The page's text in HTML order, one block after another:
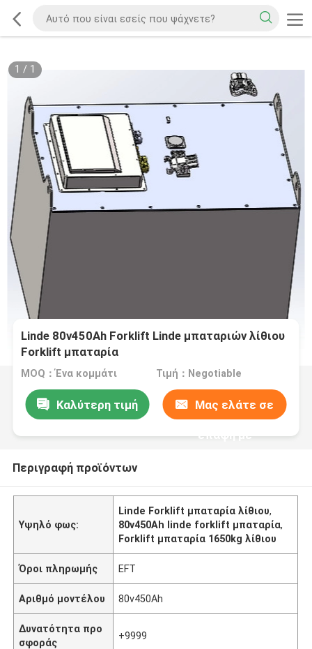
1 / 1
Linde 80v450Ah Forklift Linde μπαταριών λίθιου
Forklift μπαταρία
MOQ：Ένα κομμάτι Τιμή：Negotiable
Καλύτερη τιμή Μας ελάτε σε
επαφή με
Περιγραφή προϊόντων
Υψηλό φως:
Linde Forklift μπαταρία λίθιου,
80v450Ah linde forklift μπαταρία,
Forklift μπαταρία 1650kg λίθιου
Όροι πληρωμής EFT
Αριθμό μοντέλου 80v450Ah
Δυνατότητα προ
σφοράς
+9999